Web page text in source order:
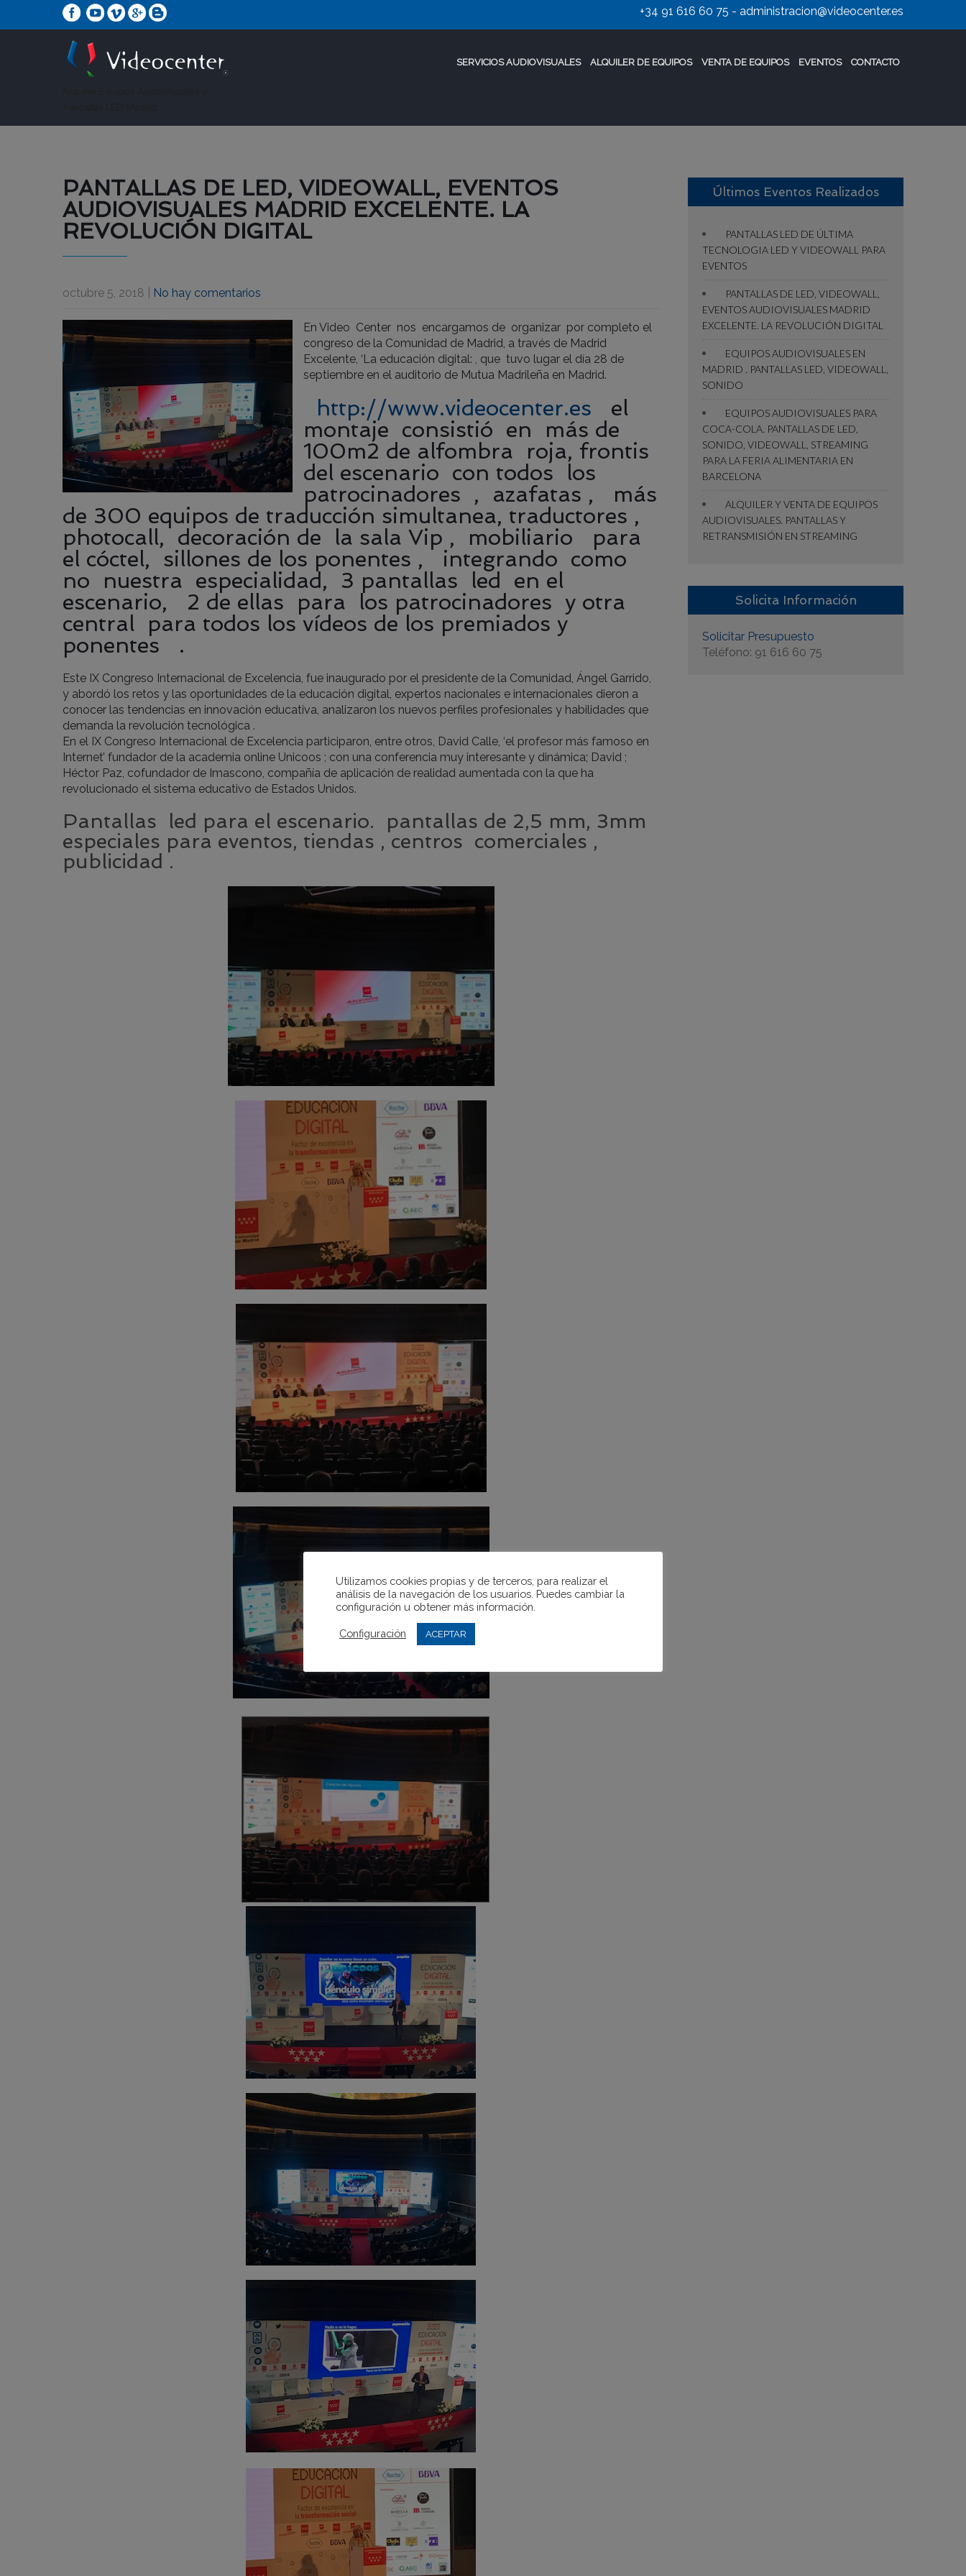
+34 91 616 60 75 - administracion@videocenter.es
SERVICIOS AUDIOVISUALES ALQUILER DE EQUIPOS VENTA DE EQUIPOS EVENTOS CONTACTO
PANTALLAS DE LED, VIDEOWALL, EVENTOS
AUDIOVISUALES MADRID EXCELENTE. LA
REVOLUCIÓN DIGITAL
octubre 5, 2018 No hay comentarios
En Video Center nos encargamos de organizar por completo el
congreso de la Comunidad de Madrid, a través de Madrid
Excelente, ‘La educación digital: , que tuvo lugar el día 28 de
septiembre en el auditorio de Mutua Madrileña en Madrid.
http://www.videocenter.es el
montaje consistió en más de
100m2 de alfombra roja, frontis
del escenario con todos los
patrocinadores , azafatas , más
de 300 equipos de traducción simultanea, traductores ,
photocall, decoración de la sala Vip , mobiliario para
el cóctel, sillones de los ponentes , integrando como
no nuestra especialidad, 3 pantallas led en el
escenario, 2 de ellas para los patrocinadores y otra
central para todos los vídeos de los premiados y
ponentes .
Este IX Congreso Internacional de Excelencia, fue inaugurado por el presidente de la Comunidad, Ángel Garrido,
y abordó los retos y las oportunidades de la educación digital, expertos nacionales e internacionales dieron a
conocer las tendencias en innovación educativa, analizaron los nuevos perfiles profesionales y habilidades que
demanda la revolución tecnológica .
En el IX Congreso Internacional de Excelencia participaron, entre otros, David Calle, ‘el profesor más famoso en
Internet’ fundador de la academia online Unicoos ; con una conferencia muy interesante y dinámica; David ;
Héctor Paz, cofundador de Imascono, compañía de aplicación de realidad aumentada con la que ha
revolucionado el sistema educativo de Estados Unidos.
Pantallas led para el escenario. pantallas de 2,5 mm, 3mm
especiales para eventos, tiendas , centros comerciales ,
publicidad .
Últimos Eventos Realizados
PANTALLAS LED DE ÚLTIMA
TECNOLOGIA LED Y VIDEOWALL PARA
EVENTOS
PANTALLAS DE LED, VIDEOWALL,
EVENTOS AUDIOVISUALES MADRID
EXCELENTE. LA REVOLUCIÓN DIGITAL
EQUIPOS AUDIOVISUALES EN
MADRID . PANTALLAS LED, VIDEOWALL,
SONIDO
EQUIPOS AUDIOVISUALES PARA
COCA-COLA. PANTALLAS DE LED,
SONIDO, VIDEOWALL, STREAMING
PARA LA FERIA ALIMENTARIA EN
BARCELONA
ALQUILER Y VENTA DE EQUIPOS
AUDIOVISUALES. PANTALLAS Y
RETRANSMISIÓN EN STREAMING
Solicita Información
Solicitar Presupuesto
Teléfono: 91 616 60 75
Utilizamos cookies propias y de terceros, para realizar el
análisis de la navegación de los usuarios. Puedes cambiar la
configuración u obtener más información.
Configuración ACEPTAR